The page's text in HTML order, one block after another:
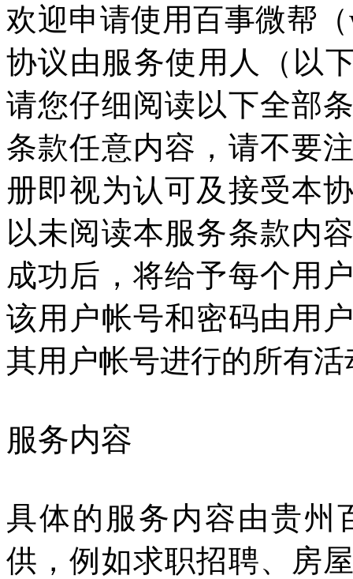
欢迎申请使用百事微帮
协议由服务使用人（以
请您仔细阅读以下全部
条款任意内容，请不要
册即视为认可及接受本
以未阅读本服务条款内
成功后，将给予每个用
该用户帐号和密码由用
其用户帐号进行的所有
服务内容
具体的服务内容由贵州
供，例如求职招聘、房